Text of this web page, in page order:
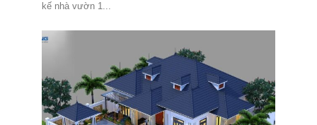
kế nhà vườn 1...